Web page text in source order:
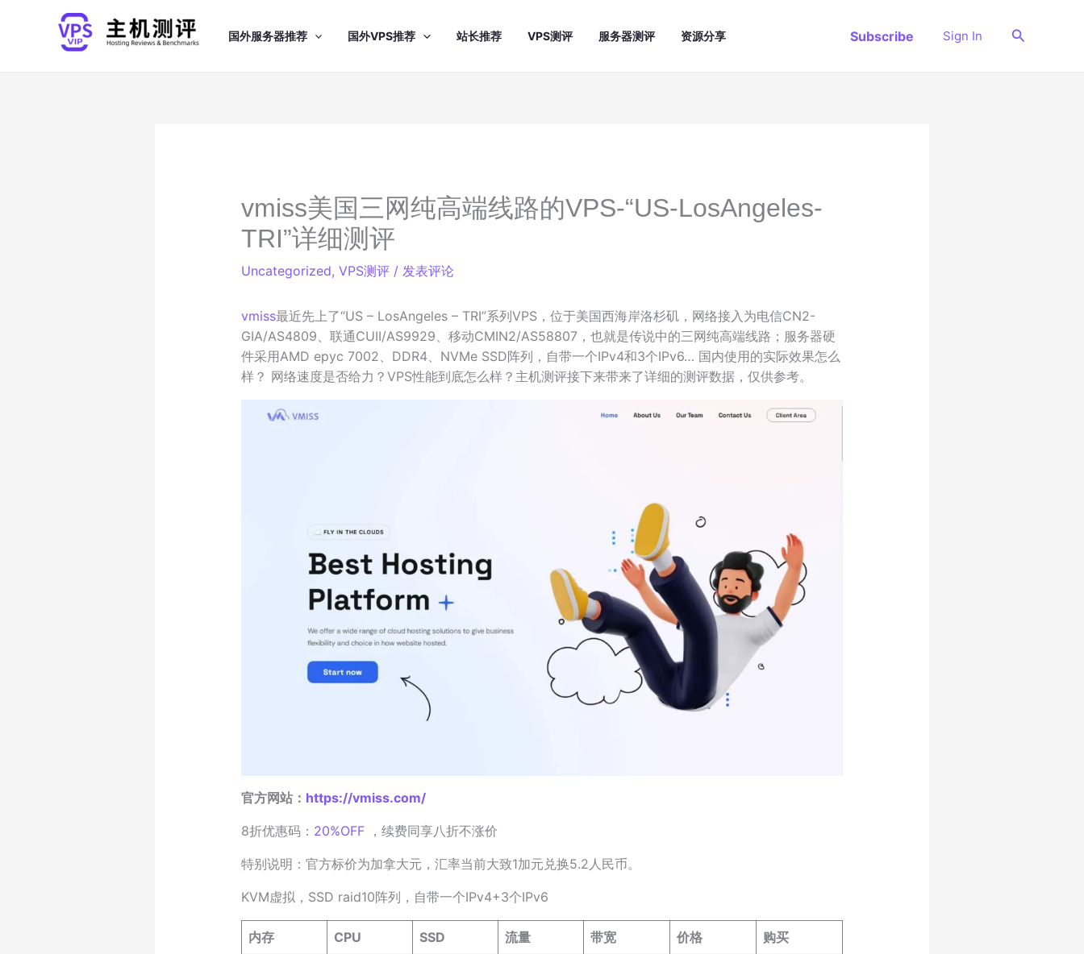
国外服务器推荐 国外VPS推荐 站长推荐 VPS测评 服务器测评 资源分享 Subscribe Sign In
搜
vmiss美国三网纯高端线路的VPS-“US-LosAngeles-
TRI”详细测评
Uncategorized, VPS测评/ 发表评论
vmiss最近先上了“US – LosAngeles – TRI”系列VPS，位于美国西海岸洛杉矶，网络接入为电信CN2-
GIA/AS4809、联通CUII/AS9929、移动CMIN2/AS58807，也就是传说中的三网纯高端线路；服务器硬
件采用AMD epyc 7002、DDR4、NVMe SSD阵列，自带一个IPv4和3个IPv6… 国内使用的实际效果怎么
样？ 网络速度是否给力？VPS性能到底怎么样？主机测评接下来带来了详细的测评数据，仅供参考。
官方网站： https://vmiss.com/
8折优惠码： 20%OFF，续费同享八折不涨价
特别说明：官方标价为加拿大元，汇率当前大致1加元兑换5.2人民币。
KVM虚拟，SSD raid10阵列，自带一个IPv4+3个IPv6
内存 CPU SSD 流量 带宽 价格 购买